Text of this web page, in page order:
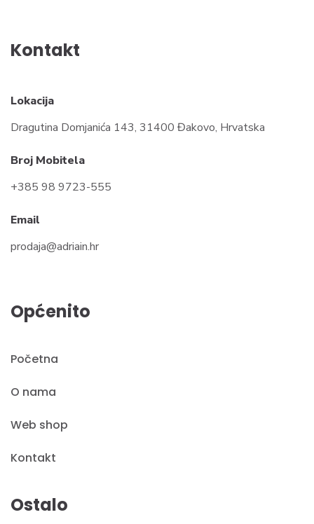
Kontakt
Lokacija
Dragutina Domjanića 143, 31400 Đakovo, Hrvatska
Broj Mobitela
+385 98 9723-555
Email
prodaja@adriain.hr
Općenito
Početna
O nama
Web shop
Kontakt
Ostalo